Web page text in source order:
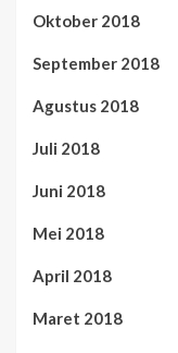
Oktober 2018
September 2018
Agustus 2018
Juli 2018
Juni 2018
Mei 2018
April 2018
Maret 2018